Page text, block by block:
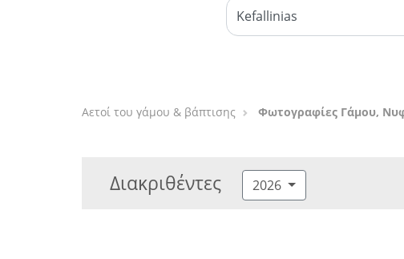
Αετοί του γάμου & βάπτισης Φωτογραφίες Γάμου,
Διακριθέντες 2026